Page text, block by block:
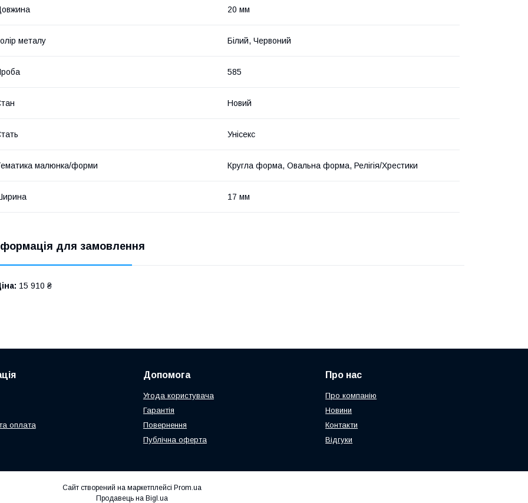
20 мм
металу Білий, Червоний
585
Новий
Унісекс
малюнка/форми Кругла форма, Овальна форма, Релігія/Хрестики
17 мм
для замовлення
15 910 ₴
оплата
Допомога
Угода користувача
Гарантія
Повернення
Публічна оферта
Про нас
Про компанію
Новини
Контакти
Відгуки
Сайт створений на маркетплейсі Prom.ua
Продавець на Bigl.ua